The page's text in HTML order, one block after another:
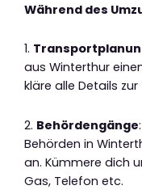
Während des
1.
aus Winterthur
kläre alle Details
2. Behördengänge
Behörden in
an. Kümmere dich
Gas, Telefon etc.